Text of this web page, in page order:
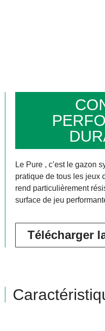
Le Pure , c’est le gazon
pratique de tous les jeux
rend particulièrement
surface de jeu
Télécharger